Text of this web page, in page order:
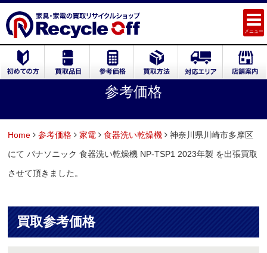
メニュー
参考価格
Home 参考価格 家電 食器洗い乾燥機
神奈川県川崎市多摩区
にて パナソニック 食器洗い乾燥機 NP-TSP1 2023年製 を出張買取
させて頂きました。
買取参考価格